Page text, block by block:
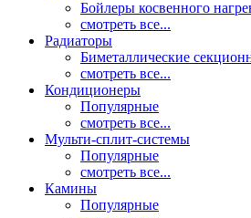
Бойлеры косвенного
смотреть все...
Радиаторы
Биметаллические
смотреть все...
Кондиционеры
Популярные
смотреть все...
Мульти-сплит-системы
Популярные
смотреть все...
Камины
Популярные